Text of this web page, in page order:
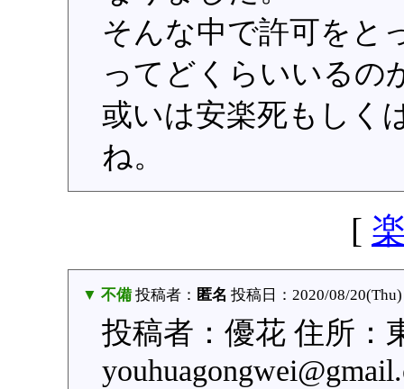
そんな中で許可をと
ってどくらいいるの
或いは安楽死もしく
ね。
[
▼ 不備投稿者： 匿名 投稿日：2020/08/
投稿者：優花 住所：